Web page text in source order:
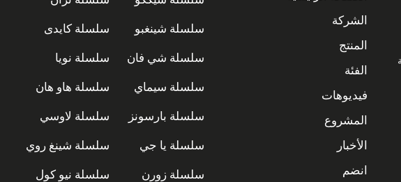
الشركة
المنتج
الفئة
فيديوهات
المشروع
الأخبار
انضم
سلسلة شينغبو سلسلة كايدى
سلسلة شي فان سلسلة نويا
سلسلة سيماي سلسلة هاو هان
سلسلة بارسونز سلسلة لاوسي
سلسلة يا جي سلسلة شينغ روي
سلسلة زورن سلسلة نيو كول